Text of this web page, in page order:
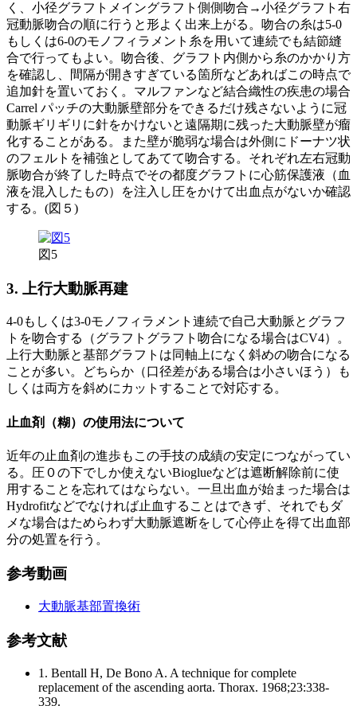
く、小径グラフトメイングラフト側側吻合→小径グラフト右
冠動脈吻合の順に行うと形よく出来上がる。吻合の糸は5-0
もしくは6-0のモノフィラメント糸を用いて連続でも結節縫
合で行ってもよい。吻合後、グラフト内側から糸のかかり方
を確認し、間隔が開きすぎている箇所などあればこの時点で
追加針を置いておく。マルファンなど結合織性の疾患の場合
Carrel パッチの大動脈壁部分をできるだけ残さないように冠
動脈ギリギリに針をかけないと遠隔期に残った大動脈壁が瘤
化することがある。また壁が脆弱な場合は外側にドーナツ状
のフェルトを補強としてあてて吻合する。それぞれ左右冠動
脈吻合が終了した時点でその都度グラフトに心筋保護液（血
液を混入したもの）を注入し圧をかけて出血点がないか確認
する。(図５)
図5
3. 上行大動脈再建
4-0もしくは3-0モノフィラメント連続で自己大動脈とグラフ
トを吻合する（グラフトグラフト吻合になる場合はCV4）。
上行大動脈と基部グラフトは同軸上になく斜めの吻合になる
ことが多い。どちらか（口径差がある場合は小さいほう）も
しくは両方を斜めにカットすることで対応する。
止血剤（糊）の使用法について
近年の止血剤の進歩もこの手技の成績の安定につながってい
る。圧０の下でしか使えないBioglueなどは遮断解除前に使
用することを忘れてはならない。一旦出血が始まった場合は
Hydrofitなどでなければ止血することはできず、それでもダ
メな場合はためらわず大動脈遮断をして心停止を得て出血部
分の処置を行う。
参考動画
大動脈基部置換術
参考文献
1. Bentall H, De Bono A. A technique for complete
replacement of the ascending aorta. Thorax. 1968;23:338-
339.